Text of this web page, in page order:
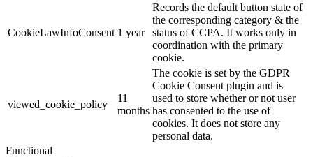
CookieLawInfoConsent 1 year
Records the default button state of
the corresponding category & the
status of CCPA. It works only in
coordination with the primary
cookie.
viewed_cookie_policy
11
months
The cookie is set by the GDPR
Cookie Consent plugin and is
used to store whether or not user
has consented to the use of
cookies. It does not store any
personal data.
Functional